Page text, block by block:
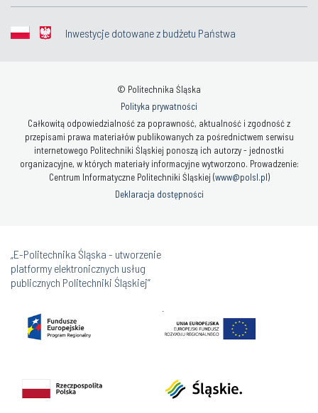
Inwestycje dotowane z budżetu Państwa
© Politechnika Śląska
Polityka prywatności
Całkowitą odpowiedzialność za poprawność, aktualność i zgodność z
przepisami prawa materiałów publikowanych za pośrednictwem serwisu
internetowego Politechniki Śląskiej ponoszą ich autorzy - jednostki
organizacyjne, w których materiały informacyjne wytworzono. Prowadzenie:
Centrum Informatyczne Politechniki Śląskiej (www@polsl.pl)
Deklaracja dostępności
„E-Politechnika Śląska - utworzenie
platformy elektronicznych usług
publicznych Politechniki Śląskiej”